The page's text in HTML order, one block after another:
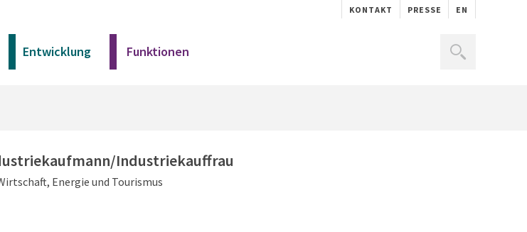
KONTAKT PRESSE EN
Entwicklung Funktionen
Unser Angebot
Materialien
Industriekauffrau
Energie und Tourismus